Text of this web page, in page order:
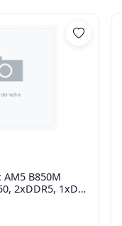
AM5 B850M
2xDDR5, 1xDP,